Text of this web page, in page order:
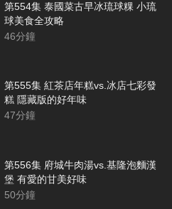
第554集 泰國菜古早冰琉球粿 小琉
球美食全攻略
46分鐘
第555集 紅茶店年糕vs.冰店七彩發
糕 隱藏版的好年味
47分鐘
第556集 府城牛肉湯vs.基隆泡麵漢
堡 有愛的甘美好味
50分鐘